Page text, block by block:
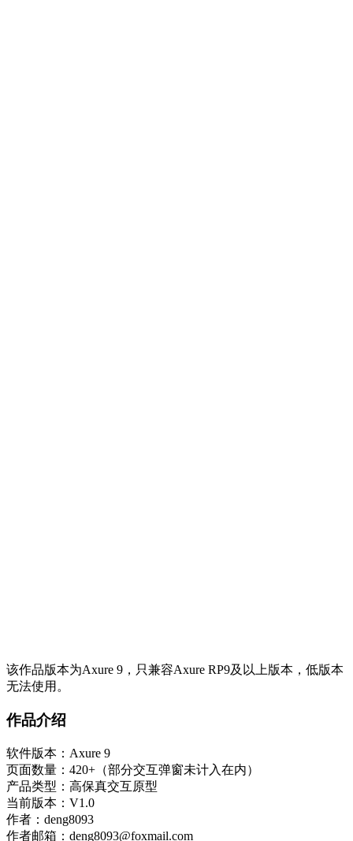
该作品版本为Axure 9，只兼容Axure RP9及以上版本，低版本
无法使用。
作品介绍
软件版本：Axure 9
页面数量：420+（部分交互弹窗未计入在内）
产品类型：高保真交互原型
当前版本：V1.0
作者：deng8093
作者邮箱：deng8093@foxmail.com